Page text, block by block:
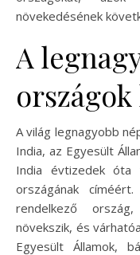
növekedésének
A
A világ legnagyobb
India, az Egyesült
India évtizedek óta
országának
rendelkező
növekszik, és
Egyesült Államok,